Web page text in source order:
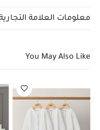
لأغراض طفلك الصغيرة أو
والأحذية في سلة (تُباع على
من الولادة فأكثر
العرض 110 × العمق 57 سم تقريبًا
يحتاج إلى التجميع قد يعجبك
عضوية بلون أبيض - 3 قطع
معلومات العلامة
You May Also Like